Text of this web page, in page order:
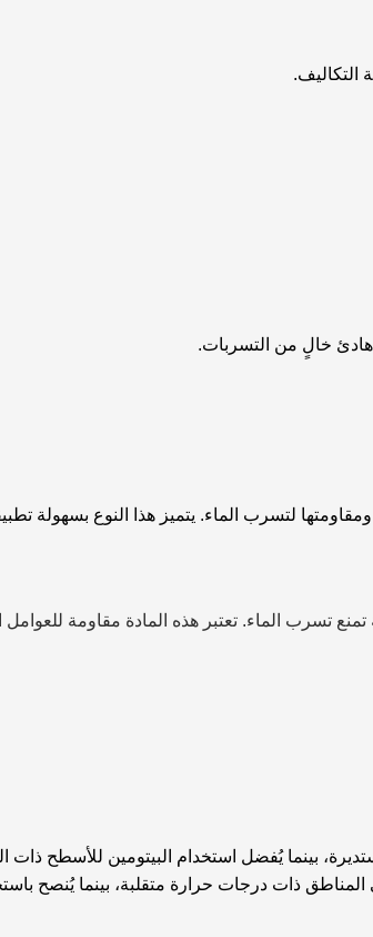
التكاليف.
هادئ خالٍ من التسربات.
لتسرب الماء. يتميز هذا النوع بسهولة
تسرب الماء. تعتبر هذه المادة مقاومة
بينما يُفضل استخدام البيتومين للأسطح
ذات درجات حرارة متقلبة، بينما يُنصح